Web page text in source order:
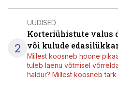
2
UUDISED
Korteriühistute valus
või kulude
Millest koosneb hoone
tuleb laenu võtmisel
haldur? Millest koosneb